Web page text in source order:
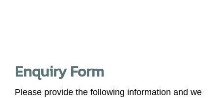
Enquiry Form
Please provide the following information and we